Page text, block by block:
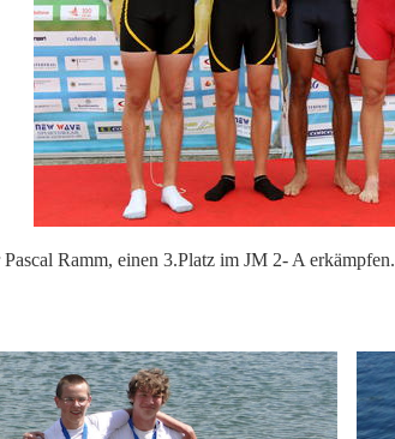
Ramm, einen 3.Platz im JM 2- A erkämpfen.